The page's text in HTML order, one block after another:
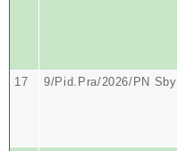
17
9/Pid.Pra/2026/PN Sby